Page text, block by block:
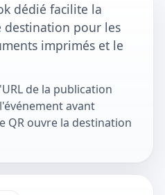
dédié facilite la
destination pour les
imprimés et le
de la publication
avant
QR ouvre la destination